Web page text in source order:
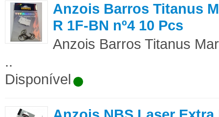
Anzois Barros Titanus
R 1F-BN nº4 10 Pcs
Anzois Barros Titanus
..
Disponível